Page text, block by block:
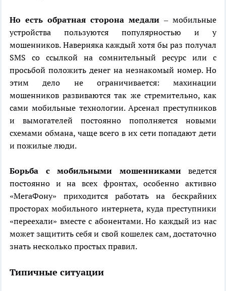
Но есть обратная сторона медали – мобильные
устройства пользуются популярностью и у
мошенников. Наверняка каждый хотя бы раз получал
SMS со ссылкой на сомнительный ресурс или с
просьбой положить денег на незнакомый номер. Но
этим дело не ограничивается: махинации
мошенников развиваются так же стремительно, как
сами мобильные технологии. Арсенал преступников
и вымогателей постоянно пополняется новыми
схемами обмана, чаще всего в их сети попадают дети
и пожилые люди.
Борьба с мобильными мошенникамиведется
постоянно и на всех фронтах, особенно активно
«МегаФону» приходится работать на бескрайних
просторах мобильного интернета, куда преступники
«переехали» вместе с абонентами. Но каждый из нас
может защитить себя и свой кошелек сам, достаточно
знать несколько простых правил.
Типичные ситуации